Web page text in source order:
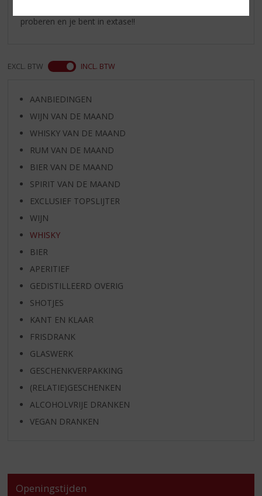
proberen en je bent in extase!!
EXCL. BTW INCL. BTW
AANBIEDINGEN
WIJN VAN DE MAAND
WHISKY VAN DE MAAND
RUM VAN DE MAAND
BIER VAN DE MAAND
SPIRIT VAN DE MAAND
EXCLUSIEF TOPSLIJTER
WIJN
WHISKY
BIER
APERITIEF
GEDISTILLEERD OVERIG
SHOTJES
KANT EN KLAAR
FRISDRANK
GLASWERK
GESCHENKVERPAKKING
(RELATIE)GESCHENKEN
ALCOHOLVRIJE DRANKEN
VEGAN DRANKEN
Openingstijden